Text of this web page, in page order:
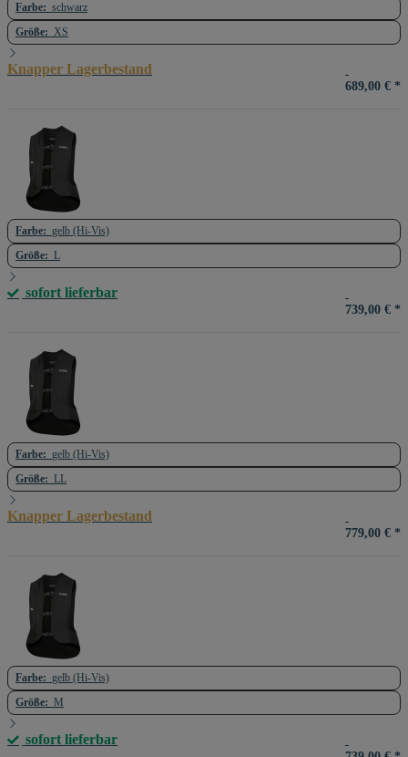
Farbe: schwarz
Größe: XS
Knapper Lagerbestand
689,00 € *
Farbe: gelb (Hi-Vis)
Größe: L
sofort lieferbar
739,00 € *
Farbe: gelb (Hi-Vis)
Größe: LL
Knapper Lagerbestand
779,00 € *
Farbe: gelb (Hi-Vis)
Größe: M
sofort lieferbar